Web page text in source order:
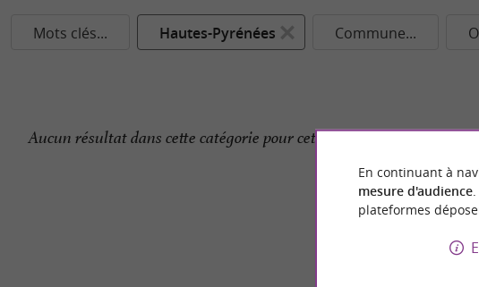
Mots clés... Hautes-Pyrénées Commune...
Aucun résultat dans cette catégorie pour cette commune pour le
En continuant à
mesure d'audience.
plateformes